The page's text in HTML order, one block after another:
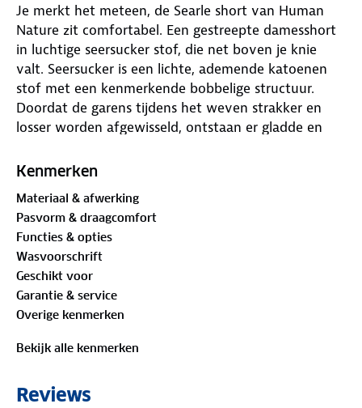
Je merkt het meteen, de Searle short van Human
Nature zit comfortabel. Een gestreepte damesshort
in luchtige seersucker stof, die net boven je knie
valt. Seersucker is een lichte, ademende katoenen
stof met een kenmerkende bobbelige structuur.
Doordat de garens tijdens het weven strakker en
losser worden afgewisseld, ontstaan er gladde en
volledig op de huid plakt, wat het de ultieme koele
De elastische tailleband sluit fijn aan. Twee zakken
zijn handig voor je spullen. Achterop vind je twee
sierzakken. Banjeren over de boulevard, neerstrijken
op een zonnig terras of allebei: de Searle vindt het
prima. Zo soepel en zo fijn dat warme dagen er
alleen maar beter op worden.
Kenmerken
Materiaal & afwerking
Pasvorm & draagcomfort
Functies & opties
Wasvoorschrift
Geschikt voor
Garantie & service
Overige kenmerken
Bekijk alle kenmerken
Reviews